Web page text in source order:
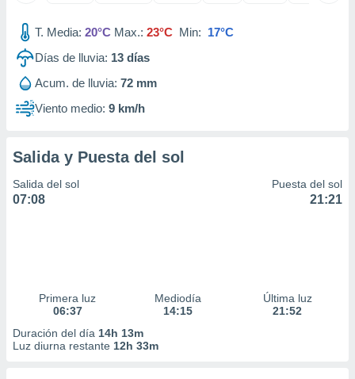
perfiles
utilizar
uso de
contenido
medir el
de
de
T. Media: 20°C Max.: 23°C Min: 17°C
Días de lluvia: 13 días
Acum. de lluvia: 72 mm
Viento medio: 9 km/h
Salida y Puesta del sol
Salida del sol
07:08
Puesta del sol
21:21
Primera luz
06:37
Mediodía
14:15
Última luz
21:52
Duración del día 14h 13m
Luz diurna restante 12h 33m